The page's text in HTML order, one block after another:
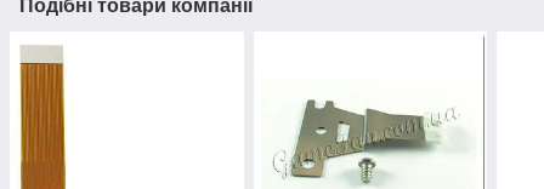
Подібні товари компанії